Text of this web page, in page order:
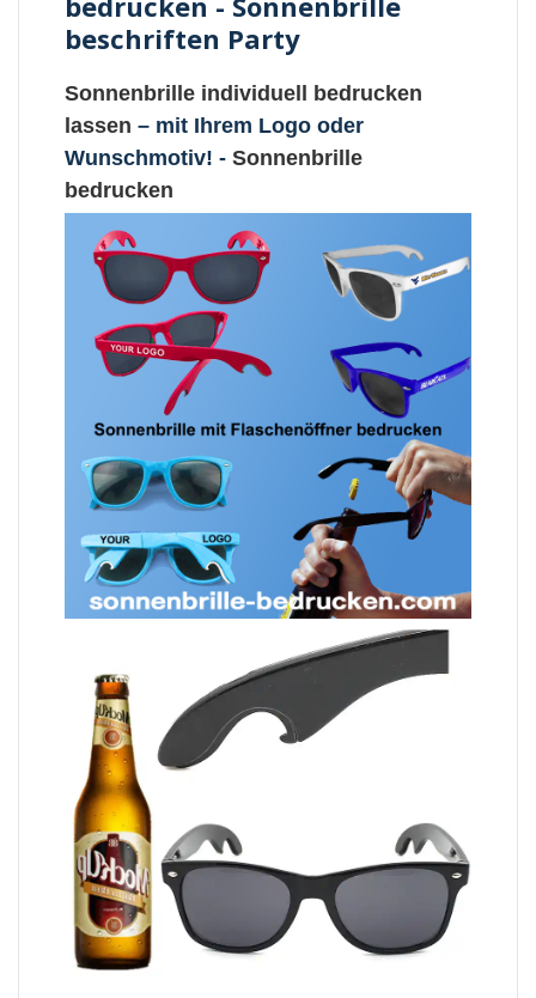
beschriften Party
Sonnenbrille individuell bedrucken
lassen – mit Ihrem Logo oder
Wunschmotiv! -Sonnenbrille
bedrucken